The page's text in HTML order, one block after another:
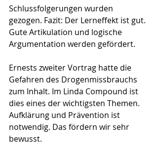
Schlussfolgerungen wurden
gezogen. Fazit: Der Lerneffekt ist gut.
Gute Artikulation und logische
Argumentation werden gefördert.
Ernests zweiter Vortrag hatte die
Gefahren des Drogenmissbrauchs
zum Inhalt. Im Linda Compound ist
dies eines der wichtigsten Themen.
Aufklärung und Prävention ist
notwendig. Das fördern wir sehr
bewusst.